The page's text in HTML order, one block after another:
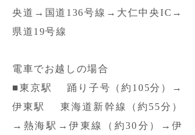
央道→国道136号線→大仁中央IC→
県道19号線
電車でお越しの場合
■東京駅 踊り子号（約105分）→
伊東駅 東海道新幹線（約55分）
→熱海駅→伊東線（約30分）→伊